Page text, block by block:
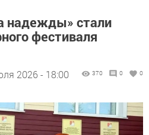
надежды» стали
фестиваля
2026 - 18:00 370 0 0